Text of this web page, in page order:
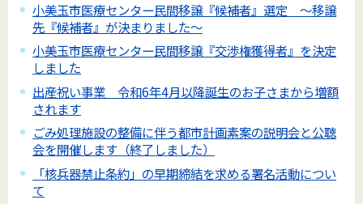
小美玉市医療センター民間移譲『候補者』選定 ～移譲
先『候補者』が決まりました～
小美玉市医療センター民間移譲『交渉権獲得者』を決定
しました
出産祝い事業 令和6年4月以降誕生のお子さまから増額
されます
ごみ処理施設の整備に伴う都市計画素案の説明会と公聴
会を開催します（終了しました）
「核兵器禁止条約」の早期締結を求める署名活動につい
て